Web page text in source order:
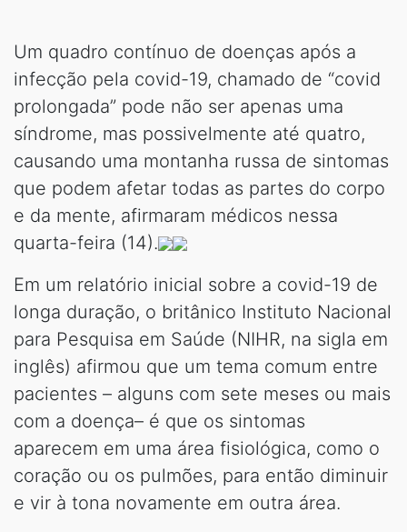
Um quadro contínuo de doenças após a
infecção pela covid-19, chamado de “covid
prolongada” pode não ser apenas uma
síndrome, mas possivelmente até quatro,
causando uma montanha russa de sintomas
que podem afetar todas as partes do corpo
e da mente, afirmaram médicos nessa
quarta-feira (14).
Em um relatório inicial sobre a covid-19 de
longa duração, o britânico Instituto Nacional
para Pesquisa em Saúde (NIHR, na sigla em
inglês) afirmou que um tema comum entre
pacientes – alguns com sete meses ou mais
com a doença– é que os sintomas
aparecem em uma área fisiológica, como o
coração ou os pulmões, para então diminuir
e vir à tona novamente em outra área.